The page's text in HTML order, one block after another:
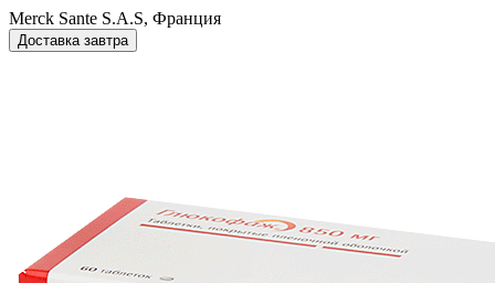
Merck Sante S.A.S, Франция
Доставка завтра